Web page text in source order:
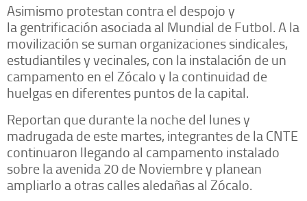
Asimismo protestan contra el despojo y
la gentrificación asociada al Mundial de Futbol. A la
movilización se suman organizaciones sindicales,
estudiantiles y vecinales, con la instalación de un
campamento en el Zócalo y la continuidad de
huelgas en diferentes puntos de la capital.
Reportan que durante la noche del lunes y
madrugada de este martes, integrantes de la CNTE
continuaron llegando al campamento instalado
sobre la avenida 20 de Noviembre y planean
ampliarlo a otras calles aledañas al Zócalo.